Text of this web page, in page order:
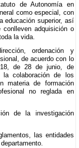
de Autonomía en
como especial, con
educación superior, así
conlleven adquisición o
la vida.
ordenación y
de acuerdo con lo
de 28 de junio, de
la colaboración de los
materia de formación
no reglada en
de la investigación
las entidades